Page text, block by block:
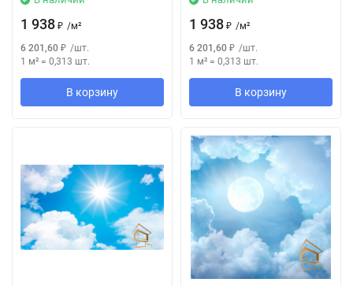
1 938 ₽ /м²
6 201,60 ₽ /шт.
1 м² = 0,313 шт.
В корзину
1 938 ₽ /м²
6 201,60 ₽ /шт.
1 м² = 0,313 шт.
В корзину